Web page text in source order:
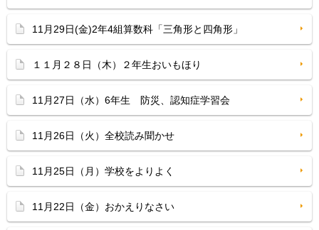
11月29日(金)2年4組算数科「三角形と四角形」
１１月２８日（木）２年生おいもほり
11月27日（水）6年生 防災、認知症学習会
11月26日（火）全校読み聞かせ
11月25日（月）学校をよりよく
11月22日（金）おかえりなさい